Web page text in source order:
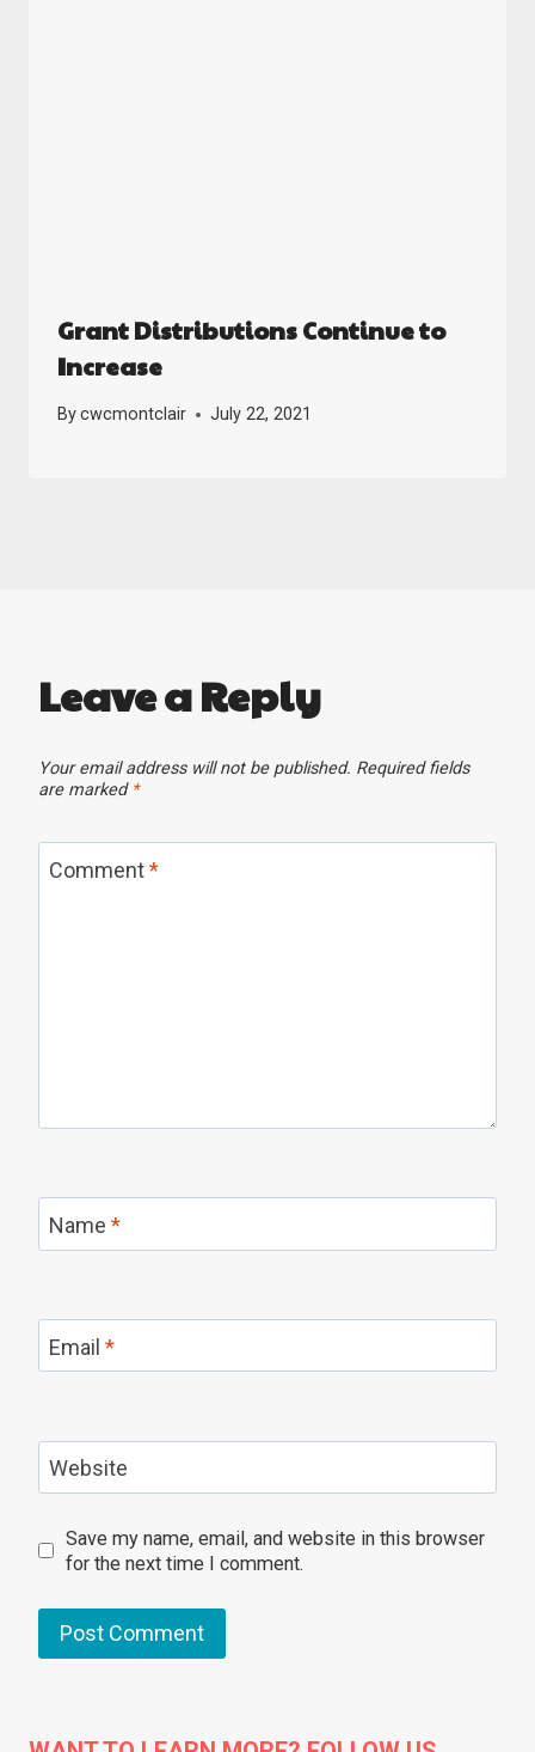
Grant Distributions Continue to
Increase
Bycwcmontclair July 22, 2021
Leave a Reply
Your email address will not be published. Required fields
are marked *
Comment*
Name *
Email *
Website
Save my name, email, and website in this browser
for the next time I comment.